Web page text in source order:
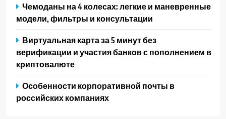
Чемоданы на 4 колесах: легкие и маневренные
модели, фильтры и консультации
Виртуальная карта за 5 минут без
верификации и участия банков с пополнением в
криптовалюте
Особенности корпоративной почты в
российских компаниях